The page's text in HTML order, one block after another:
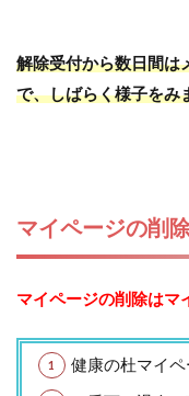
解除受付から数日間は
で、しばらく様子をみ
マイページの削
マイページの削除はマ
健康の杜マイ